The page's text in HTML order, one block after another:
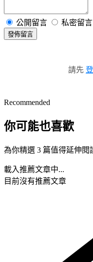
公開留言 私密留言
發佈留言
請先
Recommended
你可能也喜歡
為你精選 3 篇值得延伸閱
載入推薦文章中...
目前沒有推薦文章